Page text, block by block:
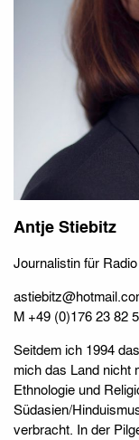
Antje Stiebitz
Journalistin für
M +49 (0)176 23 82
Seitdem ich 1994
mich das Land nicht
Ethnologie und
Südasien/
verbracht. In der